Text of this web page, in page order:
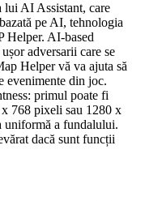
lui AI Assistant, care
pe AI, tehnologia
AI-based
adversarii care se
Helper vă va ajuta să
evenimente din joc.
primul poate fi
768 pixeli sau 1280 x
uniformă a fundalului.
dacă sunt funcții